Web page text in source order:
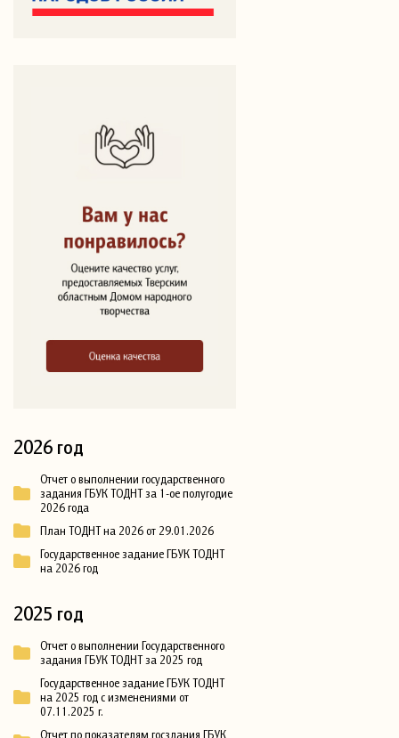
2026 год
Отчет о выполнении государственного
задания ГБУК ТОДНТ за 1-ое полугодие
2026 года
План ТОДНТ на 2026 от 29.01.2026
Государственное задание ГБУК ТОДНТ
на 2026 год
2025 год
Отчет о выполнении Государственного
задания ГБУК ТОДНТ за 2025 год
Государственное задание ГБУК ТОДНТ
на 2025 год с изменениями от
07.11.2025 г.
Отчет по показателям госздания ГБУК